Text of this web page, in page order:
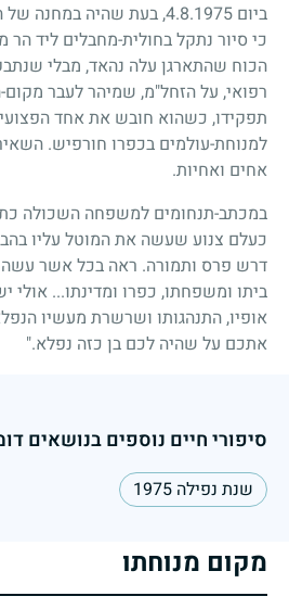
ביום 4.8.1975, בעת שהיה במחנה של
כי סיור נתקל בחולית-מחבלים ליד הר
הכוח שהתארגן עלה נהאד, מבלי
רפואי, על הזחל"מ, שמיהר לעבר מקום-
תפקידו, כשהוא חובש את אחד
למנוחת-עולמים בכפרו חורפיש.
אחים ואחיות.
במכתב-תנחומים למשפחה השכולה
כעלם צנוע שעשה את המוטל עליו
דרש פרס ותמורה. ראה בכל אשר עשה
ביתו ומשפחתו, כפרו ומדינתו... אולי
אופיו, התנהגותו ושרשרת מעשיו
אתכם על שהיה לכם בן כזה נפלא."
סיפורי חיים נוספים בנושאים
שנת נפילה 1975
מקום מנוחתו